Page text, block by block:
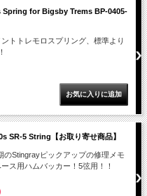
Spring for Bigsby Trems BP-0405-
トトレモロスプリング、標準より
SR-5 String【お取り寄せ商品】
のStingrayピックアップの修理メモ
ス用ハムバッカー！5弦用！！